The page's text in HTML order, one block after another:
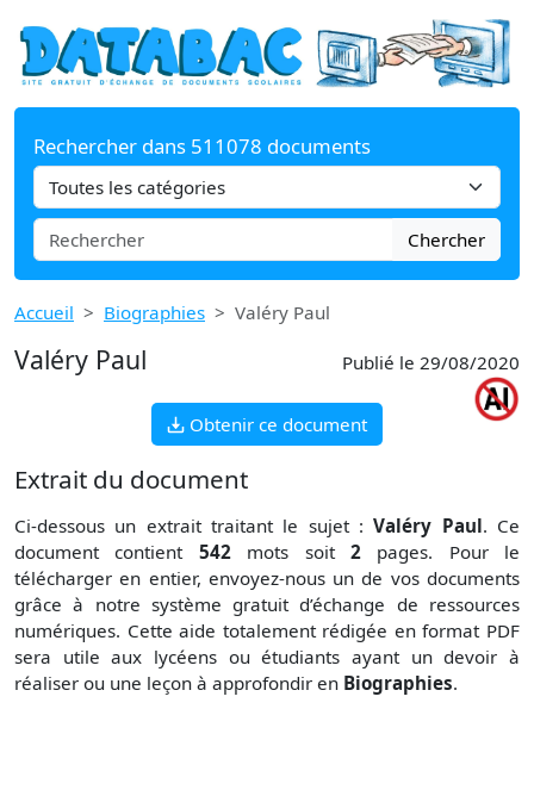
Rechercher dans 511078 documents
Chercher
Accueil Biographies Valéry Paul
Valéry Paul Publié le 29/08/2020
Obtenir ce document
Extrait du document
Ci-dessous un extrait traitant le sujet :Valéry Paul. Ce
document contient 542mots soit 2pages. Pour le
télécharger en entier, envoyez-nous un de vos documents
grâce à notre système gratuitd’échange de ressources
numériques. Cette aide totalement rédigée en format PDF
sera utile aux lycéens ou étudiants ayant un devoir à
réaliser ou une leçon à approfondir en Biographies.